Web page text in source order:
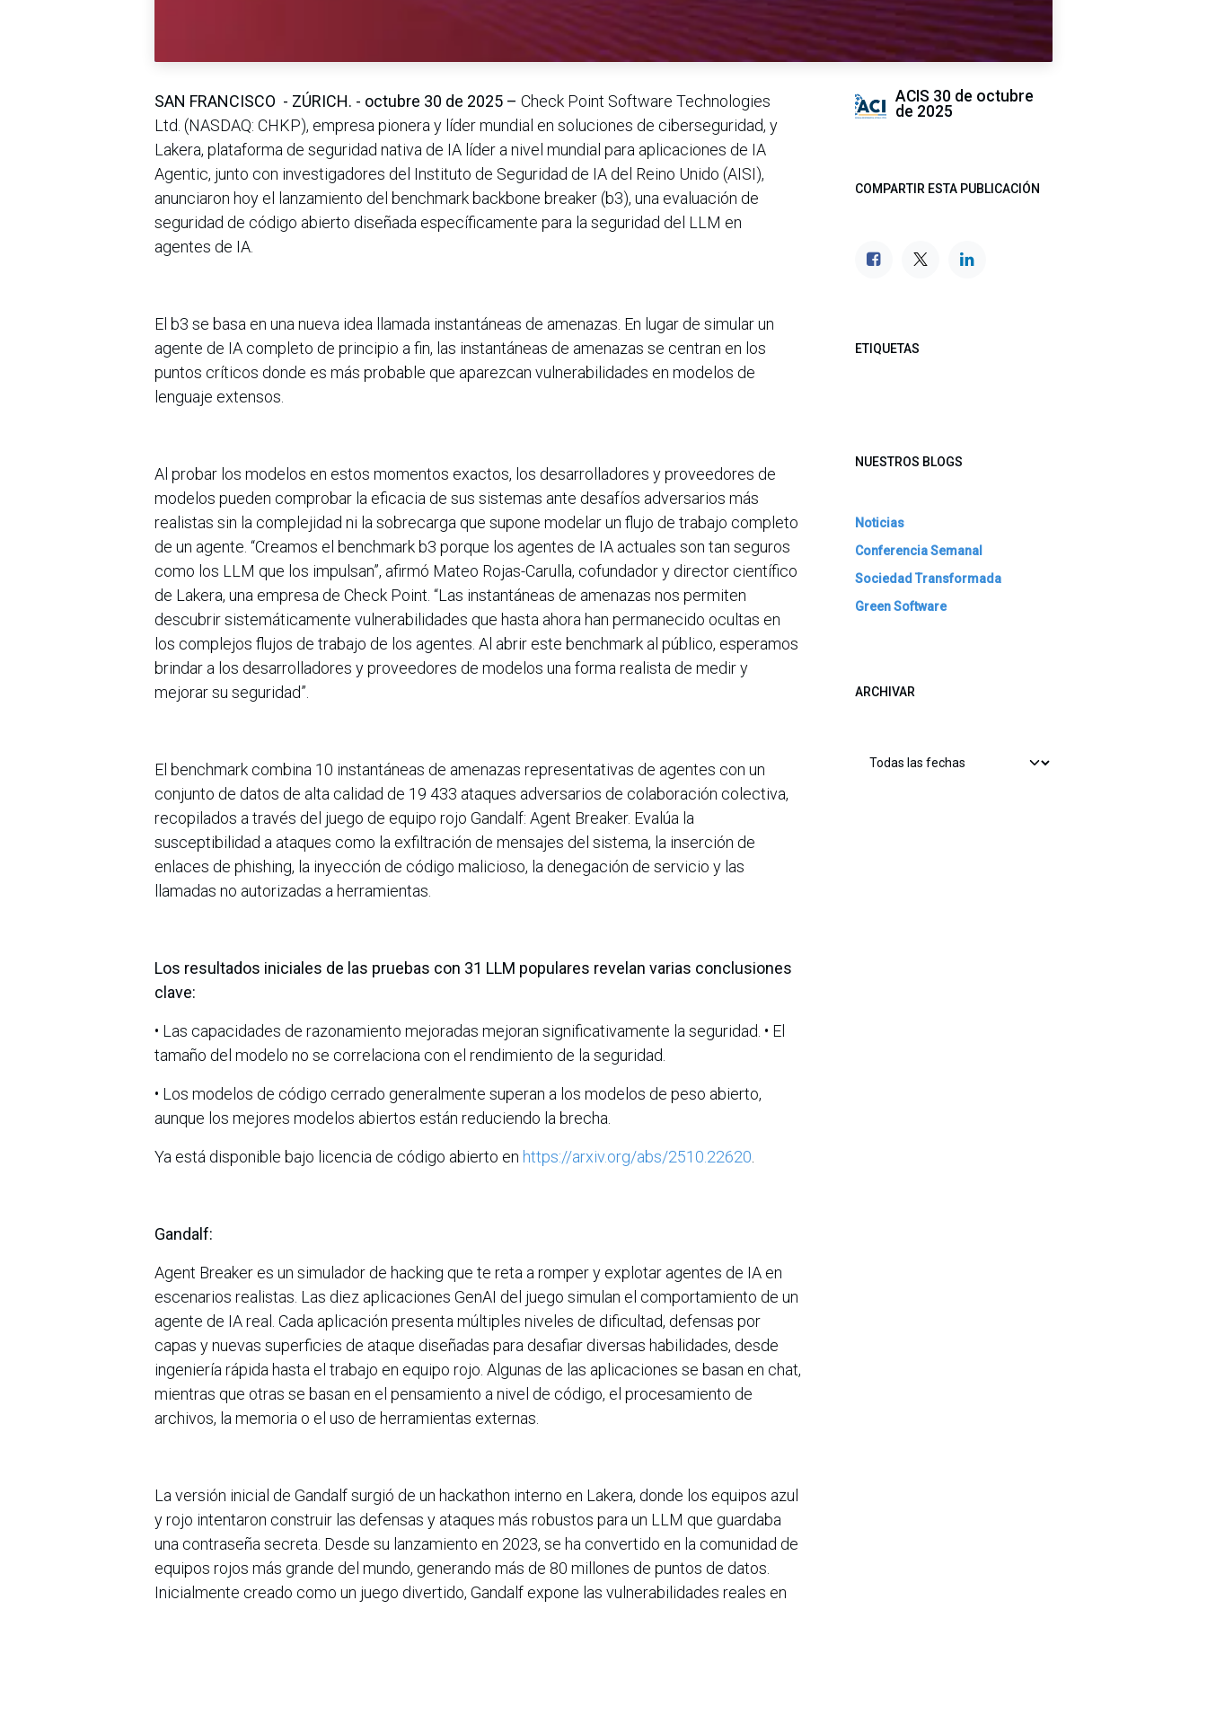
SAN FRANCISCO - ZÚRICH. - octubre 30 de 2025 – Check Point Software Technologies
Ltd. (NASDAQ: CHKP), empresa pionera y líder mundial en soluciones de ciberseguridad, y
Lakera, plataforma de seguridad nativa de IA líder a nivel mundial para aplicaciones de IA
Agentic, junto con investigadores del Instituto de Seguridad de IA del Reino Unido (AISI),
anunciaron hoy el lanzamiento del benchmark backbone breaker (b3), una evaluación de
seguridad de código abierto diseñada específicamente para la seguridad del LLM en
agentes de IA.
El b3 se basa en una nueva idea llamada instantáneas de amenazas. En lugar de simular un
agente de IA completo de principio a fin, las instantáneas de amenazas se centran en los
puntos críticos donde es más probable que aparezcan vulnerabilidades en modelos de
lenguaje extensos.
Al probar los modelos en estos momentos exactos, los desarrolladores y proveedores de
modelos pueden comprobar la eficacia de sus sistemas ante desafíos adversarios más
realistas sin la complejidad ni la sobrecarga que supone modelar un flujo de trabajo completo
de un agente. “Creamos el benchmark b3 porque los agentes de IA actuales son tan seguros
como los LLM que los impulsan”, afirmó Mateo Rojas-Carulla, cofundador y director científico
de Lakera, una empresa de Check Point. “Las instantáneas de amenazas nos permiten
descubrir sistemáticamente vulnerabilidades que hasta ahora han permanecido ocultas en
los complejos flujos de trabajo de los agentes. Al abrir este benchmark al público, esperamos
brindar a los desarrolladores y proveedores de modelos una forma realista de medir y
mejorar su seguridad”.
El benchmark combina 10 instantáneas de amenazas representativas de agentes con un
conjunto de datos de alta calidad de 19 433 ataques adversarios de colaboración colectiva,
recopilados a través del juego de equipo rojo Gandalf: Agent Breaker. Evalúa la
susceptibilidad a ataques como la exfiltración de mensajes del sistema, la inserción de
enlaces de phishing, la inyección de código malicioso, la denegación de servicio y las
llamadas no autorizadas a herramientas.
Los resultados iniciales de las pruebas con 31 LLM populares revelan varias conclusiones
clave:
• Las capacidades de razonamiento mejoradas mejoran significativamente la seguridad. • El
tamaño del modelo no se correlaciona con el rendimiento de la seguridad.
• Los modelos de código cerrado generalmente superan a los modelos de peso abierto,
aunque los mejores modelos abiertos están reduciendo la brecha.
Ya está disponible bajo licencia de código abierto en https://arxiv.org/abs/2510.22620
Gandalf:
Agent Breaker es un simulador de hacking que te reta a romper y explotar agentes de IA en
escenarios realistas. Las diez aplicaciones GenAI del juego simulan el comportamiento de un
agente de IA real. Cada aplicación presenta múltiples niveles de dificultad, defensas por
capas y nuevas superficies de ataque diseñadas para desafiar diversas habilidades, desde
ingeniería rápida hasta el trabajo en equipo rojo. Algunas de las aplicaciones se basan en chat,
mientras que otras se basan en el pensamiento a nivel de código, el procesamiento de
archivos, la memoria o el uso de herramientas externas.
La versión inicial de Gandalf surgió de un hackathon interno en Lakera, donde los equipos azul
y rojo intentaron construir las defensas y ataques más robustos para un LLM que guardaba
una contraseña secreta. Desde su lanzamiento en 2023, se ha convertido en la comunidad de
equipos rojos más grande del mundo, generando más de 80 millones de puntos de datos.
Inicialmente creado como un juego divertido, Gandalf expone las vulnerabilidades reales en
ACIS 30 de octubre
de 2025
COMPARTIR ESTA PUBLICACIÓN
ETIQUETAS
NUESTROS BLOGS
Noticias
Conferencia Semanal
Sociedad Transformada
Green Software
ARCHIVAR